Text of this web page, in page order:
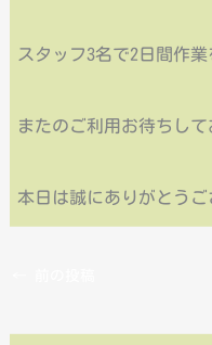
スタッフ3名で2日間作
またのご利用お待ちして
本日は誠にありがとうご